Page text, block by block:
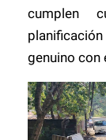
cumplen
genuino con